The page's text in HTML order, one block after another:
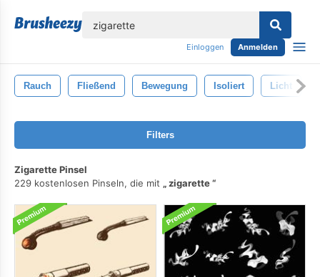
Einloggen Anmelden
Rauch Fließend Bewegung Isoliert Licht
Filters
Zigarette Pinsel
229 kostenlosen Pinseln, die mit
zigarette